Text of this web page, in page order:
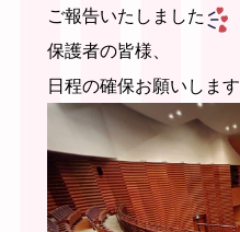
ご報告いたしました
保護者の皆様、
日程の確保お願いします